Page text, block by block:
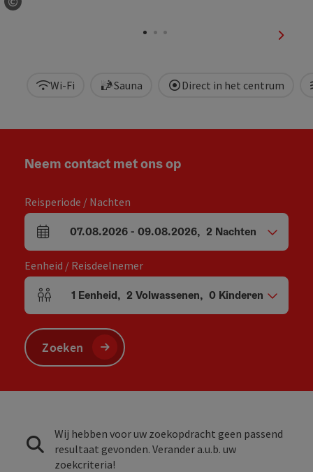
Wi-Fi Sauna Direct in het centrum
Neem contact met ons op
Reisperiode / Nachten
Velden voor aankomst en vertrek
07.08.2026- 09.08.2026, 2 Nachten
Eenheid / Reisdeelnemer
Aantal eenheden en persoonsvelden
1 Eenheid, 2 Volwassenen, 0 Kinderen
Zoeken
Wij hebben voor uw zoekopdracht geen passend
resultaat gevonden. Verander a.u.b. uw
zoekcriteria!